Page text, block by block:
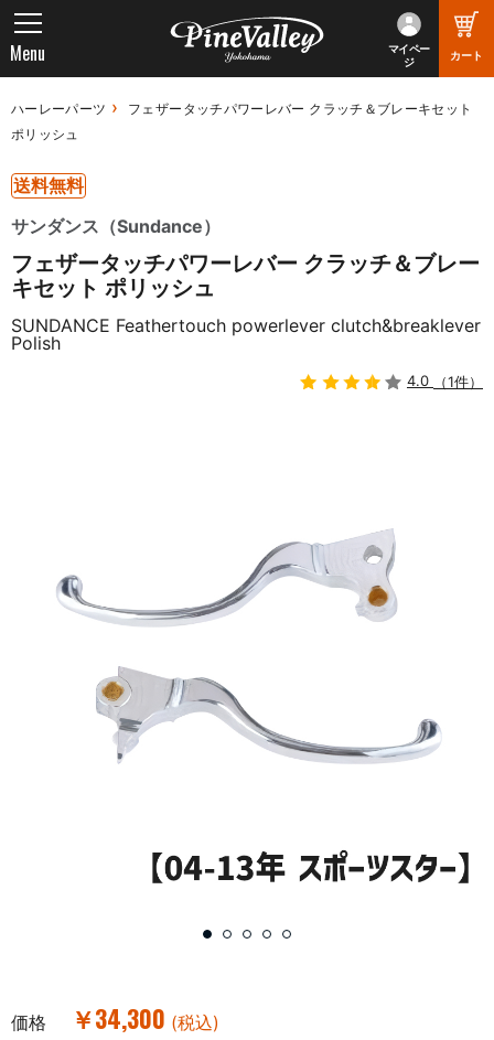
マイペー
ジ
カート
Menu
ハーレーパーツ
フェザータッチパワーレバー クラッチ＆ブレーキセット
ポリッシュ
送料無料
サンダンス（Sundance）
フェザータッチパワーレバー クラッチ＆ブレー
キセット ポリッシュ
SUNDANCE Feathertouch powerlever clutch&breaklever
Polish
4.0 （1件）
価格 ￥34,300 (税込)